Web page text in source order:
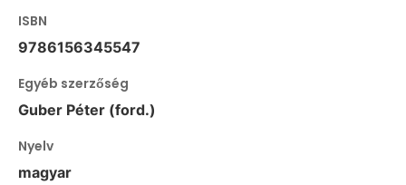
ISBN
9786156345547
Egyéb szerzőség
Guber Péter (ford.)
Nyelv
magyar